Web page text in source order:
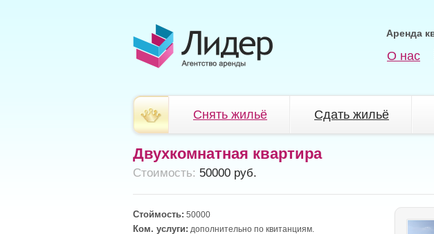
Аренда
О нас
Снять жильё Сдать жильё
Двухкомнатная квартира
Cтоимость: 50000 руб.
Стоймость: 50000
Ком. услуги: дополнительно по квитанциям.